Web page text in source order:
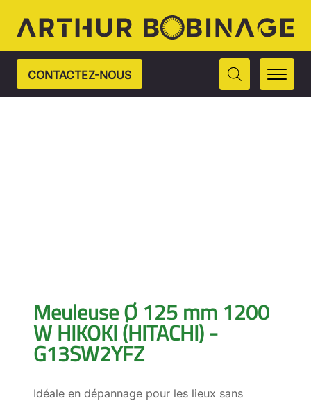
CONTACTEZ-NOUS
Meuleuse Ø 125 mm 1200
W HIKOKI (HITACHI) -
G13SW2YFZ
Idéale en dépannage pour les lieux sans